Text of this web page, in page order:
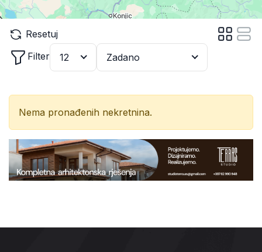
Resetuj
Filter
12 Zadano
Nema pronađenih nekretnina.